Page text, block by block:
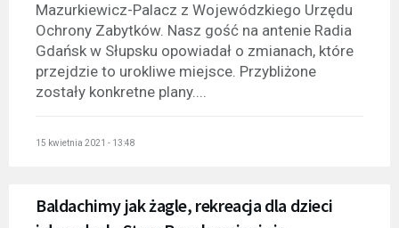
Mazurkiewicz-Palacz z Wojewódzkiego Urzędu
Ochrony Zabytków. Nasz gość na antenie Radia
Gdańsk w Słupsku opowiadał o zmianach, które
przejdzie to urokliwe miejsce. Przybliżone
zostały konkretne plany....
15 kwietnia 2021 - 13:48
Baldachimy jak żagle, rekreacja dla dzieci